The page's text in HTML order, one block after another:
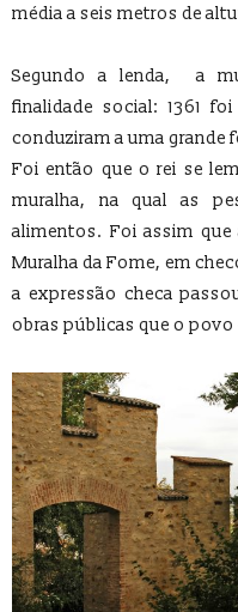
média a seis metros de
Segundo a lenda, a
finalidade social: 1361
conduziram a uma grande
Foi então que o rei se
muralha, na qual as
alimentos. Foi assim
Muralha da Fome, em
a expressão checa
obras públicas que o